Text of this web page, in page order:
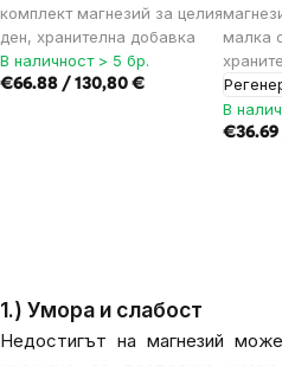
комплект магнезий за целия
ден, хранителна добавка
В наличност > 5 бр.
€66.88 / 130,80 €
малка
В
€36.69
1.) Умора и слабост
Недостигът на магнезий